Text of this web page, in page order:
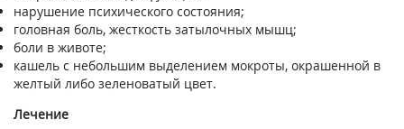
нарушение психического состояния;
головная боль, жесткость затылочных мышц;
боли в животе;
кашель с небольшим выделением мокроты, окрашенной в
желтый либо зеленоватый цвет.
Лечение